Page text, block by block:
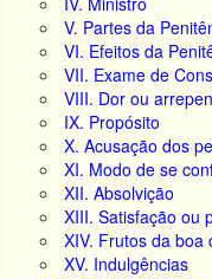
V. Partes da
VI. Efeitos da
VII. Exame de
VIII. Dor ou
IX. Propósito
X. Acusação dos
XI. Modo de se
XII. Absolvição
XIII. Satisfação ou
XIV. Frutos da boa
XV. Indulgências